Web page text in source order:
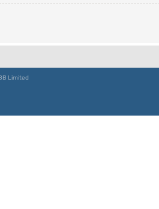
Limited